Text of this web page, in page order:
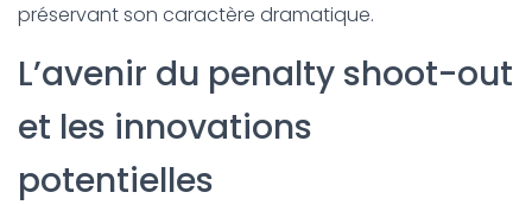
préservant son caractère dramatique.
L’avenir du penalty shoot-out
et les innovations
potentielles